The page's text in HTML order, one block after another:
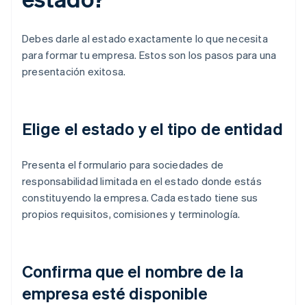
Debes darle al estado exactamente lo que necesita
para formar tu empresa. Estos son los pasos para una
presentación exitosa.
Elige el estado y el tipo de entidad
Presenta el formulario para sociedades de
responsabilidad limitada en el estado donde estás
constituyendo la empresa. Cada estado tiene sus
propios requisitos, comisiones y terminología.
Confirma que el nombre de la
empresa esté disponible